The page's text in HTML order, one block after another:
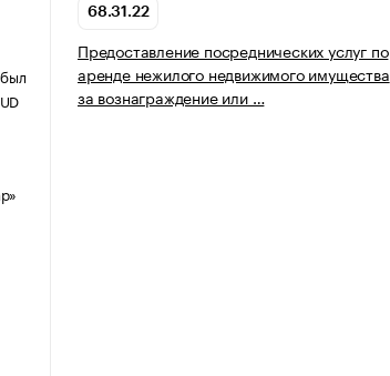
68.31.22
Предоставление посреднических услуг по
аренде нежилого недвижимого имущества
за вознаграждение или …